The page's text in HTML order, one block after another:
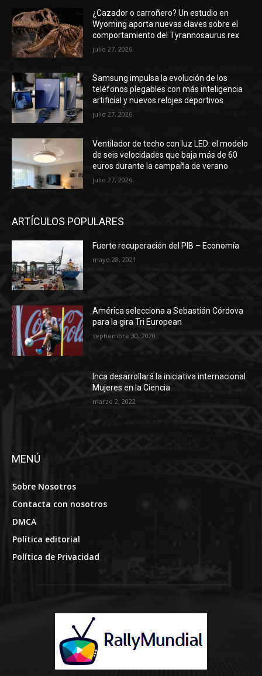
¿Cazador o carroñero? Un estudio en
Wyoming aporta nuevas claves sobre el
comportamiento del Tyrannosaurus rex
julio 27, 2026
Samsung impulsa la evolución de los
teléfonos plegables con más inteligencia
artificial y nuevos relojes deportivos
julio 27, 2026
Ventilador de techo con luz LED: el modelo
de seis velocidades que baja más de 60
euros durante la campaña de verano
julio 27, 2026
ARTÍCULOS POPULARES
Fuerte recuperación del PIB – Economía
mayo 28, 2021
América selecciona a Sebastián Córdova
para la gira Tri European
septiembre 30, 2020
Inca desarrollará la iniciativa internacional
Mujeres en la Ciencia
marzo 2, 2022
MENÚ
Sobre Nosotros
Contacta con nosotros
DMCA
Política editorial
Política de Privacidad